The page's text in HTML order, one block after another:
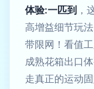
体验:一匹到 ，
高增益细节玩
带限网！看值
成熟花箱出口
走真正的运动